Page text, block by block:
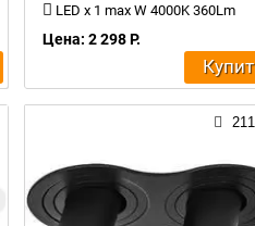
LED x 1 max W 4000K 360Lm
Цена: 2 298 Р.